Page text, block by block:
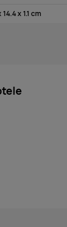
14.4 x 1.1 cm